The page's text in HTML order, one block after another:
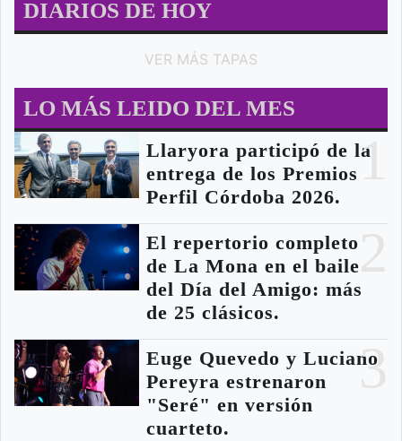
DIARIOS DE HOY
VER MÁS TAPAS
LO MÁS LEIDO DEL MES
1
Llaryora participó de la
entrega de los Premios
Perfil Córdoba 2026.
El repertorio completo
de La Mona en el baile
del Día del Amigo: más
de 25 clásicos.
3
Euge Quevedo y Luciano
Pereyra estrenaron
"Seré" en versión
cuarteto.